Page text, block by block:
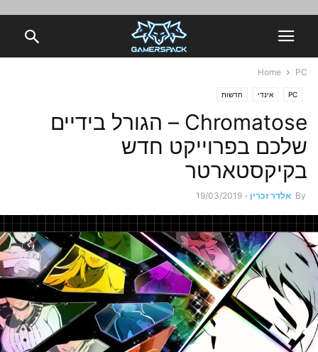
Home PC
PC אינדי חדשות
Chromatose – הגורל בידיים
שלכם בפרוייקט חדש
בקיקסטארטר
By אלדר זכרין -
19/03/2019